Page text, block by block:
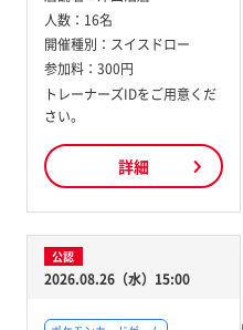
人数： 16名
開催種別： スイスドロー
参加料： 300円
トレーナーズIDをご用意くだ
さい。
詳細
公認
2026.08.26（水）15:00